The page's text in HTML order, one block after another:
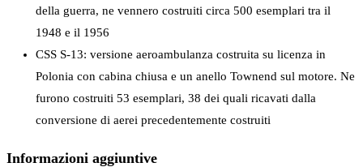
della guerra, ne vennero costruiti circa 500 esemplari tra il
1948 e il 1956
CSS S-13: versione aeroambulanza costruita su licenza in
Polonia con cabina chiusa e un anello Townend sul motore. Ne
furono costruiti 53 esemplari, 38 dei quali ricavati dalla
conversione di aerei precedentemente costruiti
Informazioni aggiuntive